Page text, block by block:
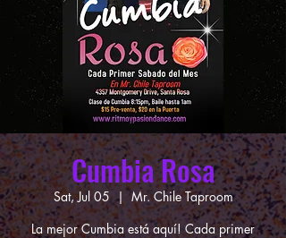
Cumbia Rosa
Sat, Jul 05
  |
Mr. Chile Taproom
La mejor Cumbia está aquí! Cada primer